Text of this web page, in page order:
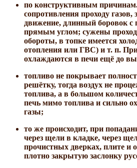
по конструктивным
сопротивления проходу
движение, длинный боровок с
прямым углом; сужены
обороты, в топке имеется
отопления или ГВС) и т. п.
охлаждаются в печи ещё до
топливо не покрывает
решётку, тогда воздух не
топлива, а в большом
печь мимо топлива и сильно
газы;
то же происходит, при
через щели в кладке, через
прочистных дверках, плите и
плотно закрытую заслонку